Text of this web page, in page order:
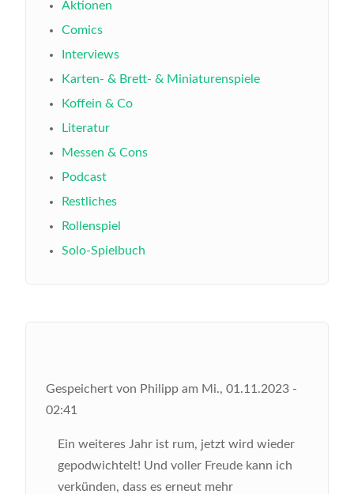
Aktionen
Comics
Interviews
Karten- & Brett- & Miniaturenspiele
Koffein & Co
Literatur
Messen & Cons
Podcast
Restliches
Rollenspiel
Solo-Spielbuch
Gespeichert von Philipp am Mi., 01.11.2023 -
02:41
Ein weiteres Jahr ist rum, jetzt wird wieder
gepodwichtelt! Und voller Freude kann ich
verkünden, dass es erneut mehr